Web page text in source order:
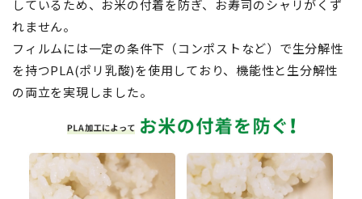
しているため、お米の付着を防ぎ、お寿司のシャリがくず
れません。
フィルムには一定の条件下（コンポストなど）で生分解性
を持つPLA(ポリ乳酸)を使用しており、機能性と生分解性
の両立を実現しました。